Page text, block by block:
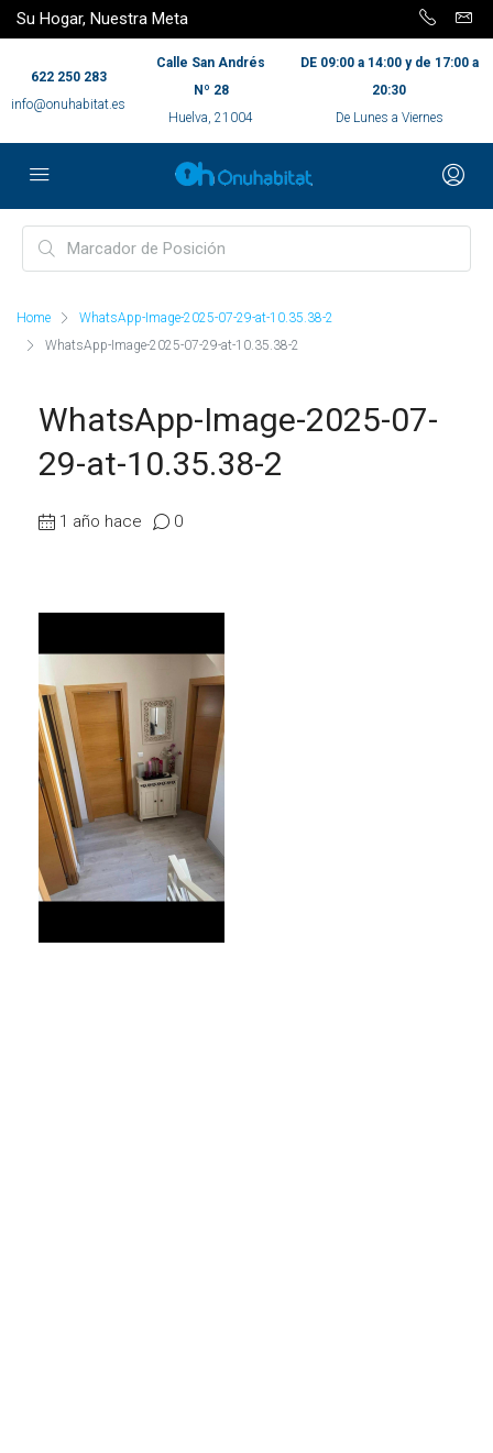
Su Hogar, Nuestra Meta
622 250 283
info@onuhabitat.es
Calle San Andrés
Nº 28
Huelva, 21004
DE 09:00 a 14:00 y de 17:00 a
20:30
De Lunes a Viernes
Home
WhatsApp-Image-2025-07-29-at-10.35.38-2
WhatsApp-Image-2025-07-29-at-10.35.38-2
WhatsApp-Image-2025-07-
29-at-10.35.38-2
1 año hace 0